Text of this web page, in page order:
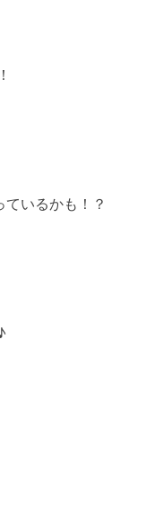
いるかも！？